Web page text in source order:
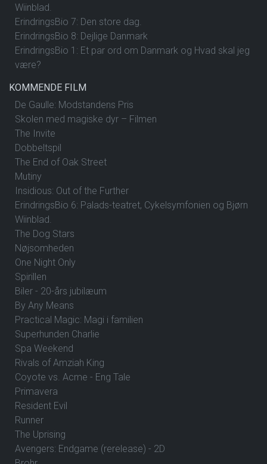
Wiinblad.
ErindringsBio 7: Den store dag.
ErindringsBio 8: Dejlige Danmark
ErindringsBio 1: Et par ord om Danmark og Hvad skal jeg
være?
KOMMENDE FILM
De Gaulle: Modstandens Pris
Skolen med magiske dyr – Filmen
The Invite
Dobbeltspil
The End of Oak Street
Mutiny
Insidious: Out of the Further
ErindringsBio 6: Palads-teatret, Cykelsymfonien og Bjørn
Wiinblad.
The Dog Stars
Nøjsomheden
One Night Only
Spirillen
Biler - 20-års jubilæum
By Any Means
Practical Magic: Magi i familien
Superhunden Charlie
Spa Weekend
Rivals of Amziah King
Coyote vs. Acme - Eng Tale
Primavera
Resident Evil
Runner
The Uprising
Avengers: Endgame (rerelease) - 2D